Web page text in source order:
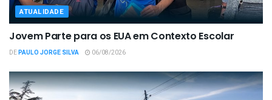
ATUALIDADE
Jovem Parte para os EUA em Contexto Escolar
DEPAULO JORGE SILVA 06/08/2026